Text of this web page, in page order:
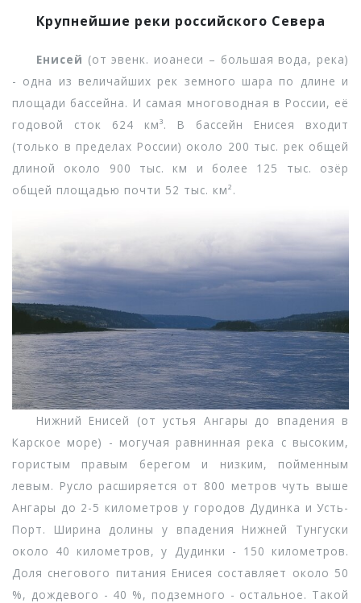
Крупнейшие реки российского Севера
Енисей (от эвенк. иоанеси – большая вода, река)
- одна из величайших рек земного шара по длине и
площади бассейна. И самая многоводная в России, её
годовой сток 624 км³. В бассейн Енисея входит
(только в пределах России) около 200 тыс. рек общей
длиной около 900 тыс. км и более 125 тыс. озёр
общей площадью почти 52 тыс. км².
Нижний Енисей (от устья Ангары до впадения в
Карское море) - могучая равнинная река с высоким,
гористым правым берегом и низким, пойменным
левым. Русло расширяется от 800 метров чуть выше
Ангары до 2-5 километров у городов Дудинка и Усть-
Порт. Ширина долины у впадения Нижней Тунгуски
около 40 километров, у Дудинки - 150 километров.
Доля снегового питания Енисея составляет около 50
%, дождевого - 40 %, подземного - остальное. Такой